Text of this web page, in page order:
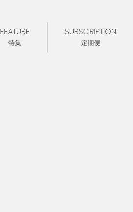
FEATURE
特集
SUBSCRIPTION
定期便